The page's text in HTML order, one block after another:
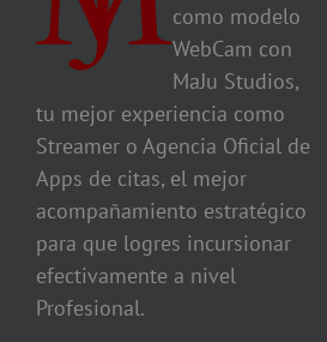
como modelo
WebCam con
MaJu Studios,
tu mejor experiencia como
Streamer o Agencia Oficial de
Apps de citas, el mejor
acompañamiento estratégico
para que logres incursionar
efectivamente a nivel
Profesional.